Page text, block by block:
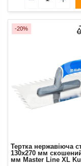
-20%
Тертка нержавіюча
130х270 мм
мм Master Line XL